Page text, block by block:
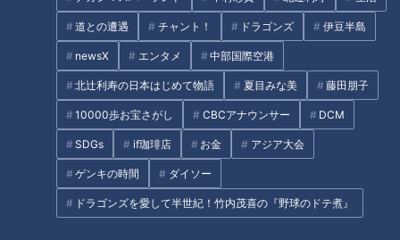
道との遭遇 チャント！ ドラゴンズ 伊豆半島
newsX エンタメ 中部国際空港
北辻利寿の日本はじめて物語 夏目みな美 藤田朋子
10000歩お宝さがし CBCアナウンサー DCM
SDGs if珈琲店 お金 アジア大会
ゲンキの時間 ダイソー
ドラゴンズを愛して半世紀！竹内茂喜の『野球のドテ煮』
中日ドラゴンズ 根尾昂